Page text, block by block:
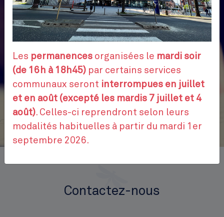
Contactez-nous
Les permanences organisées le mardi soir
(de 16h à 18h45) par certains services
communaux seront interrompues en juillet
et en août (excepté les mardis 7 juillet et 4
août). Celles-ci reprendront selon leurs
modalités habituelles à partir du mardi 1er
septembre 2026.